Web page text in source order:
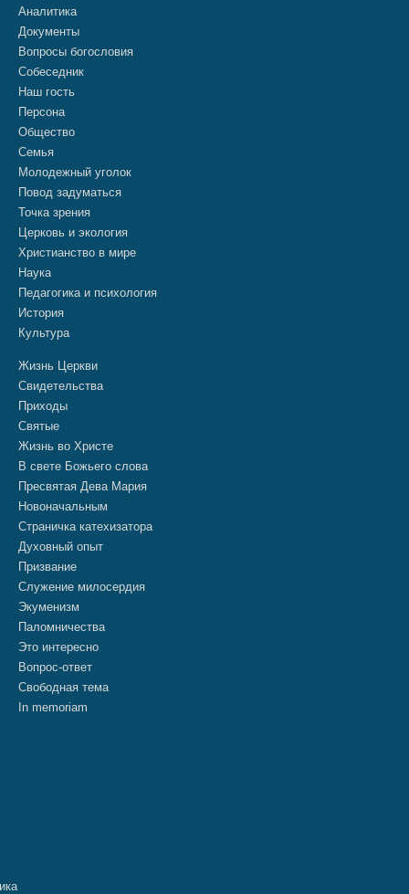
Аналитика
Документы
Вопросы богословия
Собеседник
Наш гость
Персона
Общество
Семья
Молодежный уголок
Повод задуматься
Точка зрения
Церковь и экология
Христианство в мире
Наука
Педагогика и психология
История
Культура
Жизнь Церкви
Свидетельства
Приходы
Святые
Жизнь во Христе
В свете Божьего слова
Пресвятая Дева Мария
Новоначальным
Страничка катехизатора
Духовный опыт
Призвание
Служение милосердия
Экуменизм
Паломничества
Это интересно
Вопрос-ответ
Свободная тема
In memoriam